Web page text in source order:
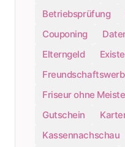
Betriebsprüfung
Couponing
Elterngeld
Friseur ohne
Gutschein
Kassennachschau